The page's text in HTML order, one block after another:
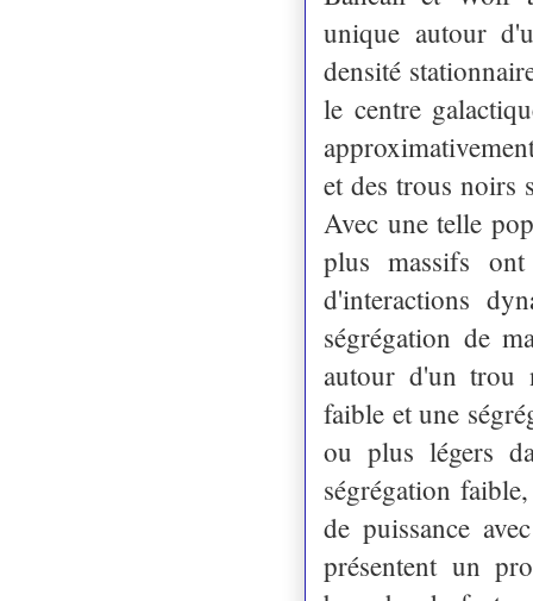
unique autour
densité
le centre
et des trous noirs
Avec une telle
plus massifs
d'interactions
ségrégation de
autour d'un trou
faible et une
ou plus légers
ségrégation
de puissance
présentent un